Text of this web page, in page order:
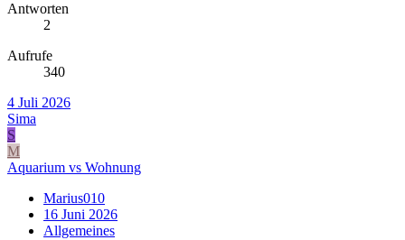
Antworten
2
Aufrufe
340
4 Juli 2026
Sima
S
M
Aquarium vs Wohnung
Marius010
16 Juni 2026
Allgemeines